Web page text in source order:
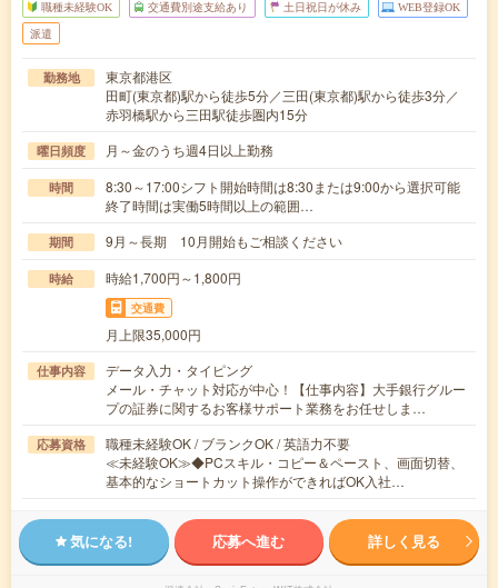
職種未経験OK 交通費別途支給あり 土日祝日が休み WEB登録OK
派遣
勤務地
東京都港区
田町(東京都)駅から徒歩5分／三田(東京都)駅から徒歩3分／
赤羽橋駅から三田駅徒歩圏内15分
曜日頻度 月～金のうち週4日以上勤務
時間
8:30～17:00シフト開始時間は8:30または9:00から選択可能
終了時間は実働5時間以上の範囲…
期間 9月～長期 10月開始もご相談ください
時給 時給1,700円～1,800円
交通費
月上限35,000円
仕事内容
データ入力・タイピング
メール・チャット対応が中心！【仕事内容】大手銀行グルー
プの証券に関するお客様サポート業務をお任せしま…
応募資格
職種未経験OK / ブランクOK / 英語力不要
≪未経験OK≫◆PCスキル・コピー＆ペースト、画面切替、
基本的なショートカット操作ができればOK入社…
気になる! 応募へ進む 詳しく見る